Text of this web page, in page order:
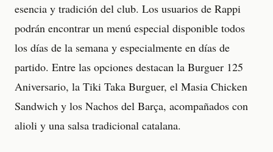
esencia y tradición del club. Los usuarios de Rappi
podrán encontrar un menú especial disponible todos
los días de la semana y especialmente en días de
partido. Entre las opciones destacan la Burguer 125
Aniversario, la Tiki Taka Burguer, el Masia Chicken
Sandwich y los Nachos del Barça, acompañados con
alioli y una salsa tradicional catalana.